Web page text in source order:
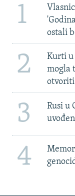
1
ostali
2
Kurti u
mogla
3
Rusi u
4